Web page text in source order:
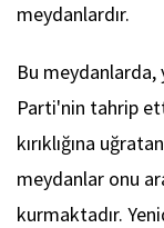
meydanlardır.
Bu meydanlarda,
Parti'nin tahrip
kırıklığına
meydanlar onu
kurmaktadır.